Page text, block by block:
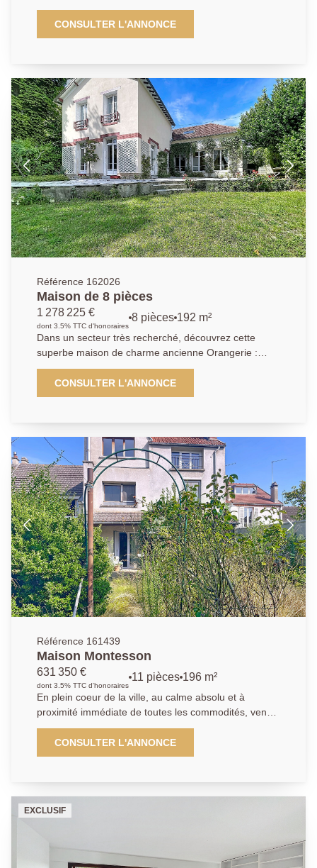
étage, cet appartement de 4 pièces se compose d'un
séjour ouvrant sur un large balcon avec une vue
dégagée sur la Seine, une cuisine indépendante, 3
parking privatif extérieur complètent le bien.
CONSULTER L'ANNONCE
Référence 162026
Maison de 8 pièces
1 278 225 €
dont 3.5% TTC d'honoraires
8 pièces 192 m²
Dans un secteur très recherché, découvrez cette
superbe maison de charme ancienne Orangerie :
offrant 8 pièces spacieuses et lumineuses. Dès
l'entrée, vous serez séduit par un vaste hall
desservant un élégant salon avec cheminée, un
première chambre avec sa salle d'eau privative
complète le rez-de-chaussée, apportant confort et
praticité. À l'étage, le palier dessert plusieurs espaces
nuit : deux chambres chacune dotée de leur propre
cabinet de toilette, une salle de bains, trois autres
chambres supplémentaires et des WC indépendants.
L'agencement de cette maison permet d'accueillir une
grande famille ou d'aménager des espaces de travail
et de loisirs selon vos besoins. Le tout est édifié sur
un beau terrain arboré de 913 m², parfait pour profiter
des beaux jours en toute intimité. Un bien rare à
visiter sans tarder !
CONSULTER L'ANNONCE
Référence 161439
Maison Montesson
631 350 €
dont 3.5% TTC d'honoraires
11 pièces 196 m²
En plein coeur de la ville, au calme absolu et à
proximité immédiate de toutes les commodités, venez
découvrir cette maison édifiée sur une parcelle de 328
m², développant 196 m² habitables et 212m² de
surface au sol. Elle dispose également d'un garage de
habitations, cette maison peut aisément retrouver sa
configuration initiale. Au 1er étage : accès direct au
double séjour lumineux de 29,45 m², une chambre de
13 m², un bureau (5,23 m²) et une salle d'eau avec
CONSULTER L'ANNONCE
EXCLUSIF